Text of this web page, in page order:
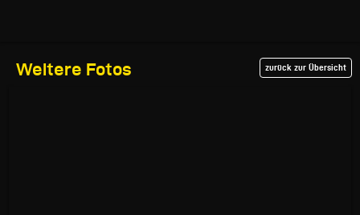
Weitere Fotos zurück zur Übersicht